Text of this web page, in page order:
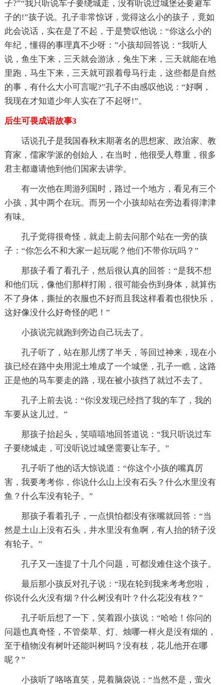
子?”“我只听说车子要绕城走，没有听说过城堡还要避车
子的!”孩子说。孔子非常惊讶，觉得这么小的孩子，竟如
此会说话，实在是了不起，于是赞叹他说：“你这么小的
年纪，懂得的事理真不少呀：”小孩却回答说：“我听人
说，鱼生下来，三天就会游泳，兔生下来，三天就能在地
里跑，马生下来，三天就可跟着母马行走，这些都是自然
的事，有什么大小可言呢?”孔子不由感叹他说：“好啊，
我现在才知道少年人实在了不起呀!”。
后生可畏成语故事3
话说孔子是我国春秋末期著名的思想家、政治家、教
育家，儒家学派的创始人，在当时，他很受人尊重，很多
君主都邀请他到他们国家去讲学。
有一次他在周游列国时，路过一个地方，看见有三个
小孩，其中两个在玩。而另一个小孩却站在旁边看得津津
有味。
孔子觉得很奇怪，就走上前去问那个站在一旁的孩
子：“你怎么不和大家一起玩呢？他们不带你玩吗？”
那孩子看了看孔子，然后很认真的回答：“是我不想
和他们玩，像他们那样打闹，很可能会伤到身体，就算伤
不了身体，撕扯的衣服也不好而且我这样看着也很快乐，
这好像没什么好奇怪的吧！”
小孩说完就跑到旁边自己玩去了。
孔子听了，站在那儿愣了半天，等回过神来，现在小
孩已经在路中央用泥土堆成了一个城堡，孔子一瞧，这路
正是他的马车要走的路，现在被小孩挡了就过不去了。
孔子上前去说：“你没发现已经挡了我的车了，我的
车要从这儿过。”
那孩子抬起头，笑嘻嘻地回答道说：“我只听说过车
子要绕城走，可没听说过城堡需要让车子。”
孔子听了他的话大惊说道：“你这个小孩的嘴真厉
害，我要考考你，你说什么山上没有石头？什么水里没有
鱼？什么车没有轮子。”
那孩子看着孔子，一点惧怕都没有张嘴就回答：“当
然是土山上没有石头，井水里没有鱼啊，有人抬的轿子没
有轮子。”
孔子又一连提了十几个问题，可都没难住这个孩子。
最后那小孩反对孔子说：“现在轮到我来考考您啦，
你说什么火没有烟？什么树没有叶？什么花没有枝？”
孔子听后想了一下，笑着跟小孩说：“哈哈！你问的
问题也真奇怪，不管柴草、灯、烛哪一样火是没有烟的，
至于植物没有树叶还能叫树吗？没有枝，花儿他开在哪
呢？”
小孩听了咯咯直笑，晃着脑袋说：“当然不是，萤火